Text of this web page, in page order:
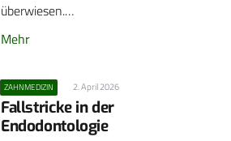
überwiesen.…
Mehr
ZAHNMEDIZIN 2. April 2026
Fallstricke in der
Endodontologie